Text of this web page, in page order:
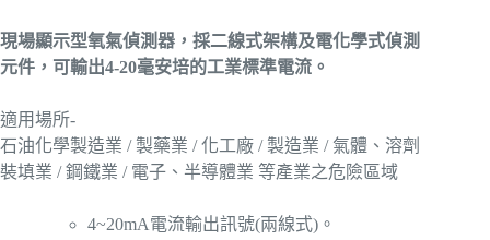
現場顯示型氧氣偵測器，採二線式架構及電化學式偵測
元件，可輸出4-20毫安培的工業標準電流。
適用場所-
石油化學製造業 / 製藥業 / 化工廠 / 製造業 / 氣體、溶劑
裝填業 / 鋼鐵業 / 電子、半導體業 等產業之危險區域
4~20mA電流輸出訊號(兩線式)。